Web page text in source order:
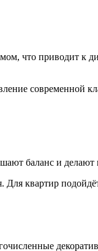
что приводит к
баланс и делают
квартир